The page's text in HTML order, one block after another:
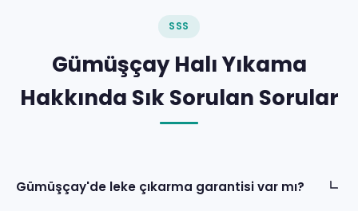
SSS
Gümüşçay Halı Yıkama
Hakkında Sık Sorulan Sorular
Gümüşçay'de leke çıkarma garantisi var mı?